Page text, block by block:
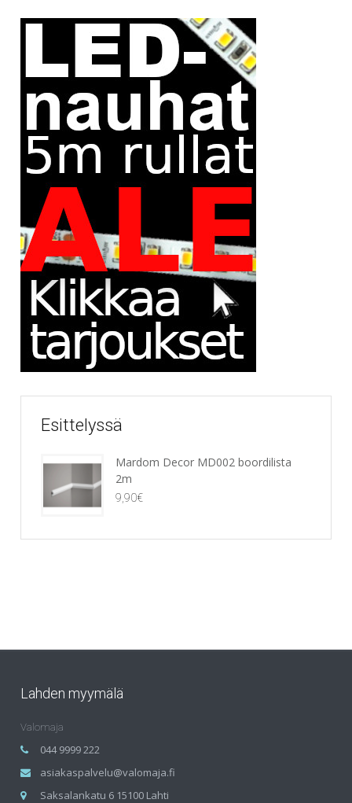
Esittelyssä
Mardom Decor MD002 boordilista
2m
9,90€
Lahden myymälä
Valomaja
044 9999 222
asiakaspalvelu@valomaja.fi
Saksalankatu 6 15100 Lahti